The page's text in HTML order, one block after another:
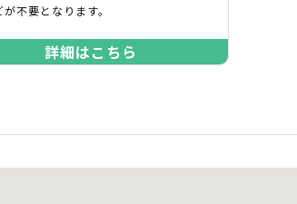
が不要となります。
詳細はこちら